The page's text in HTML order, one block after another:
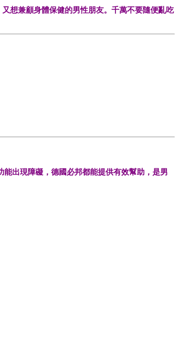
想兼顧身體保健的男性朋友。千萬不要隨便亂吃
出現障礙，德國必邦都能提供有效幫助，是男